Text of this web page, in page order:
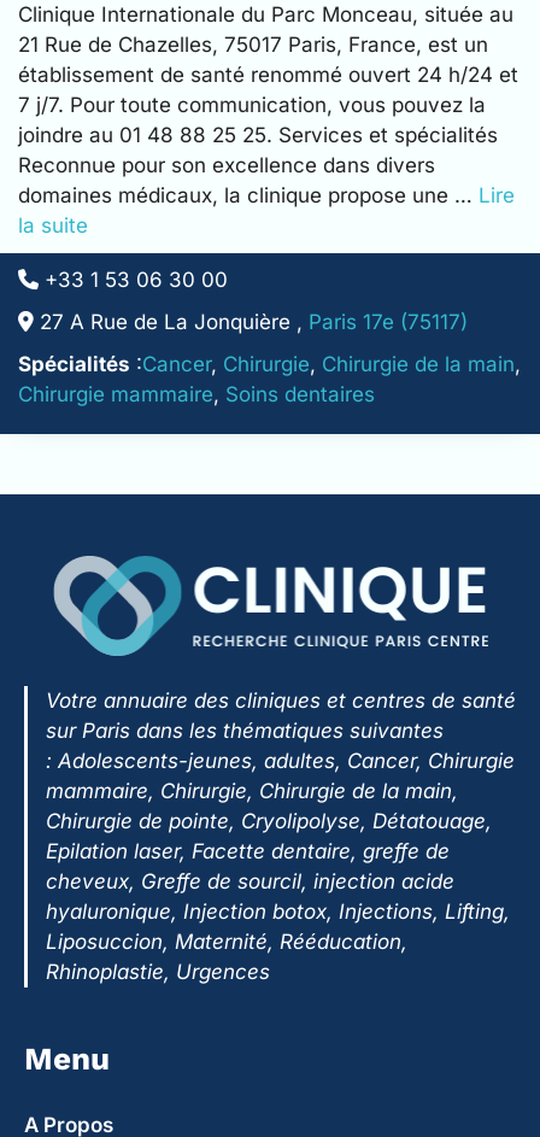
Clinique Internationale du Parc Monceau, située au
21 Rue de Chazelles, 75017 Paris, France, est un
établissement de santé renommé ouvert 24 h/24 et
7 j/7. Pour toute communication, vous pouvez la
joindre au 01 48 88 25 25. Services et spécialités
Reconnue pour son excellence dans divers
domaines médicaux, la clinique propose une … Lire
la suite
+33 1 53 06 30 00
27 A Rue de La Jonquière , Paris 17e (75117)
Spécialités :Cancer, Chirurgie, Chirurgie de la main,
Chirurgie mammaire, Soins dentaires
Votre annuaire des cliniques et centres de santé
sur Paris dans les thématiques suivantes
:Adolescents-jeunes, adultes, Cancer, Chirurgie
mammaire, Chirurgie, Chirurgie de la main,
Chirurgie de pointe, Cryolipolyse, Détatouage,
Epilation laser, Facette dentaire, greffe de
cheveux, Greffe de sourcil, injection acide
hyaluronique, Injection botox, Injections, Lifting,
Liposuccion, Maternité, Rééducation,
Rhinoplastie, Urgences
Menu
A Propos